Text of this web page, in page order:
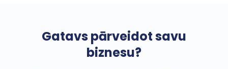
Gatavs pārveidot savu
biznesu?